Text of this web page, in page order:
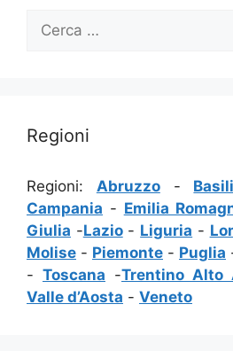
per:
Regioni
Regioni: Abruzzo-
Campania - Emilia
Giulia -Lazio- Liguria -
Molise - Piemonte - Puglia
- Toscana -Trentino Alto
Valle d’Aosta - Veneto